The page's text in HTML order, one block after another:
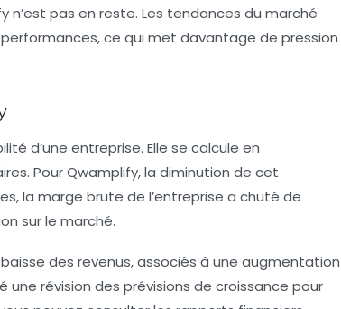
pas en reste. Les tendances du marché
ce qui met davantage de pression
d’une entreprise. Elle se calcule en
Pour Qwamplify, la diminution de cet
la marge brute de l’entreprise a chuté de
sur le marché.
des revenus, associés à une augmentation
une révision des prévisions de croissance pour